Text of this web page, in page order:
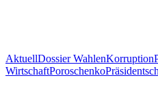
AktuellDossier WahlenKorruption
WirtschaftPoroschenko